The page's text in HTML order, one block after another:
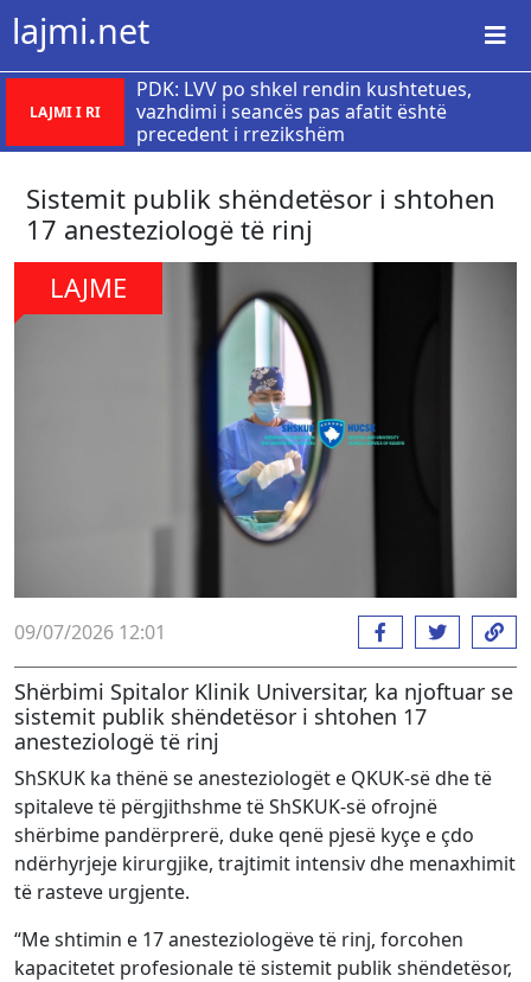
lajmi.net
LAJMI I RI
PDK: LVV po shkel rendin kushtetues,
vazhdimi i seancës pas afatit është
precedent i rrezikshëm
Sistemit publik shëndetësor i shtohen
17 anesteziologë të rinj
LAJME
09/07/2026 12:01
Shërbimi Spitalor Klinik Universitar, ka njoftuar se
sistemit publik shëndetësor i shtohen 17
anesteziologë të rinj
ShSKUK ka thënë se anesteziologët e QKUK-së dhe të
spitaleve të përgjithshme të ShSKUK-së ofrojnë
shërbime pandërprerë, duke qenë pjesë kyçe e çdo
ndërhyrjeje kirurgjike, trajtimit intensiv dhe menaxhimit
të rasteve urgjente.
“Me shtimin e 17 anesteziologëve të rinj, forcohen
kapacitetet profesionale të sistemit publik shëndetësor,